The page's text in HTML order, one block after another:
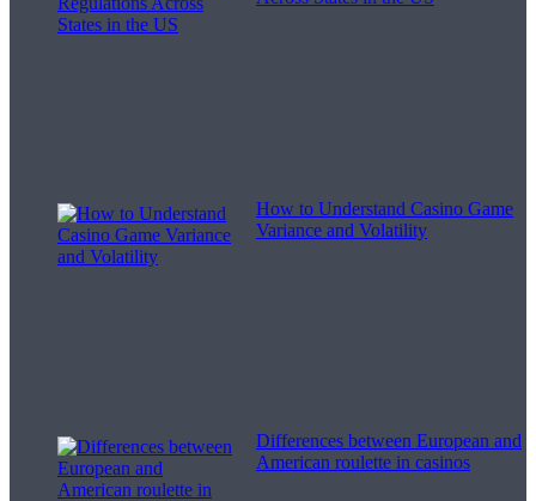
How to Understand Casino Game
Variance and Volatility
Differences between European and
American roulette in casinos